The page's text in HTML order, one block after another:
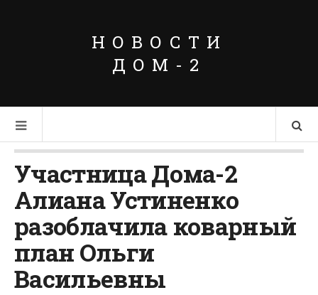
НОВОСТИ
ДОМ-2
Участница Дома-2
Алиана Устиненко
разоблачила коварный
план Ольги
Васильевны